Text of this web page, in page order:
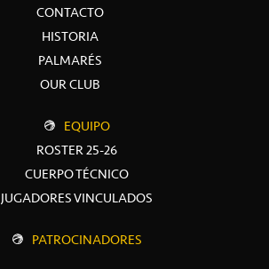
CONTACTO
HISTORIA
PALMARÉS
OUR CLUB
EQUIPO
ROSTER 25-26
CUERPO TÉCNICO
JUGADORES VINCULADOS
PATROCINADORES